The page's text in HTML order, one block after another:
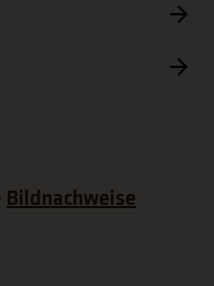
Bildnachweise